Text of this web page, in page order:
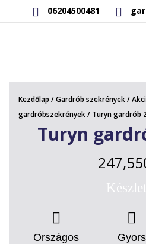
06204500481
RAKTÁRON
SAJÁT
Kezdőlap /Gardrób szekrények/
gardróbszekrények/ Turyn gardrób
Turyn
Országos
Gyors